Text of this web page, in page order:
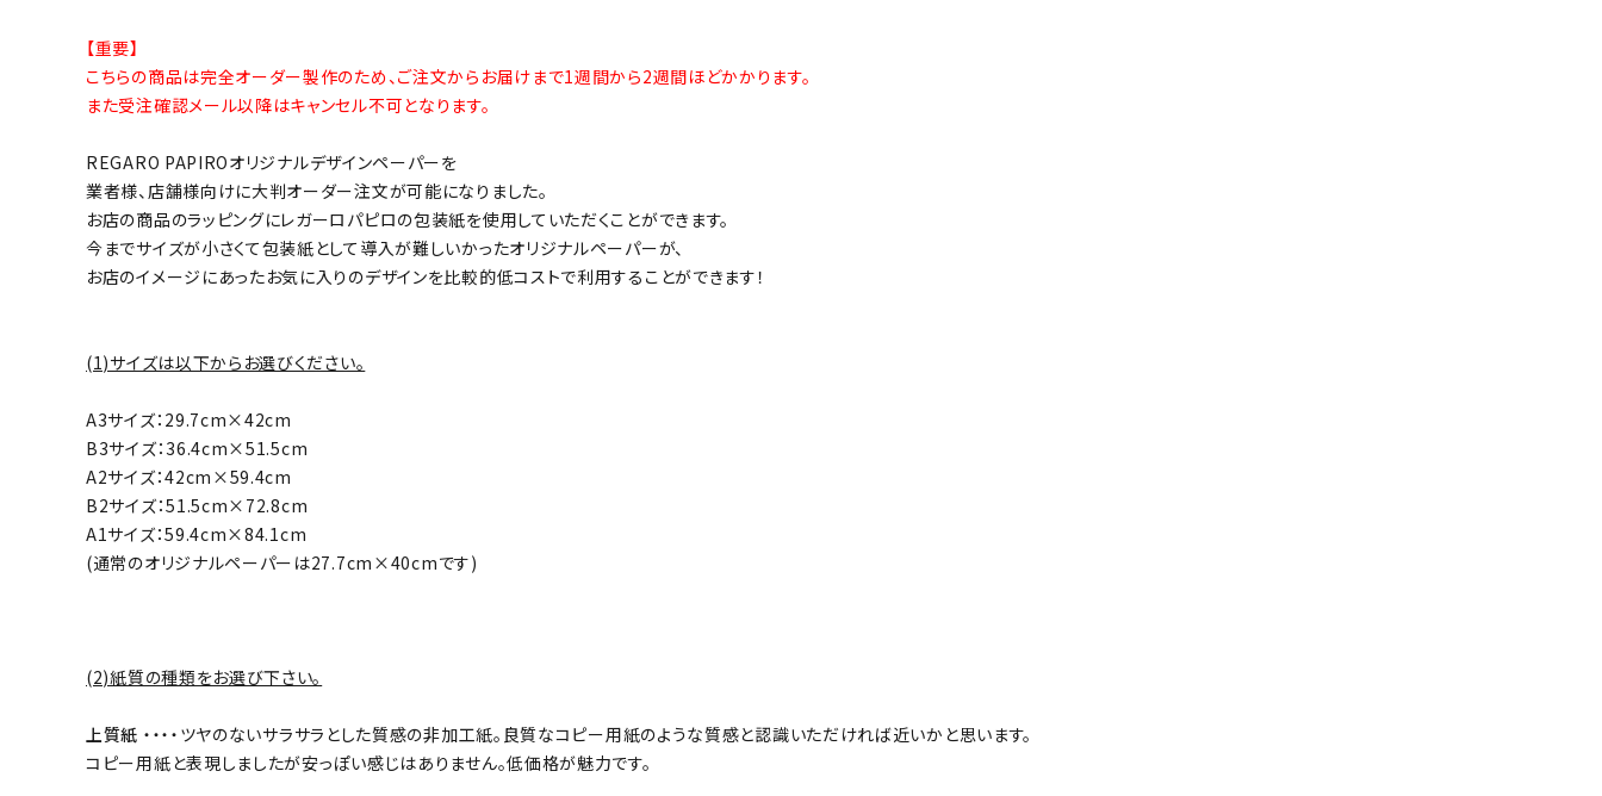
【重要】
こちらの商品は完全オーダー製作のため、ご注文からお届けまで1週間から2週間ほどかかります。
また受注確認メール以降はキャンセル不可となります。
REGARO PAPIROオリジナルデザインペーパーを
業者様、店舗様向けに大判オーダー注文が可能になりました。
お店の商品のラッピングにレガーロパピロの包装紙を使用していただくことができます。
今までサイズが小さくて包装紙として導入が難しいかったオリジナルペーパーが、
お店のイメージにあったお気に入りのデザインを比較的低コストで利用することができます！
(1)サイズは以下からお選びください。
A3サイズ：29.7cm×42cm
B3サイズ：36.4cm×51.5cm
A2サイズ：42cm×59.4cm
B2サイズ：51.5cm×72.8cm
A1サイズ：59.4cm×84.1cm
(通常のオリジナルペーパーは27.7cm×40cmです)
(2)紙質の種類をお選び下さい。
上質紙 ・・・・ツヤのないサラサラとした質感の非加工紙。良質なコピー用紙のような質感と認識いただければ近いかと思います。
コピー用紙と表現しましたが安っぽい感じはありません。低価格が魅力です。